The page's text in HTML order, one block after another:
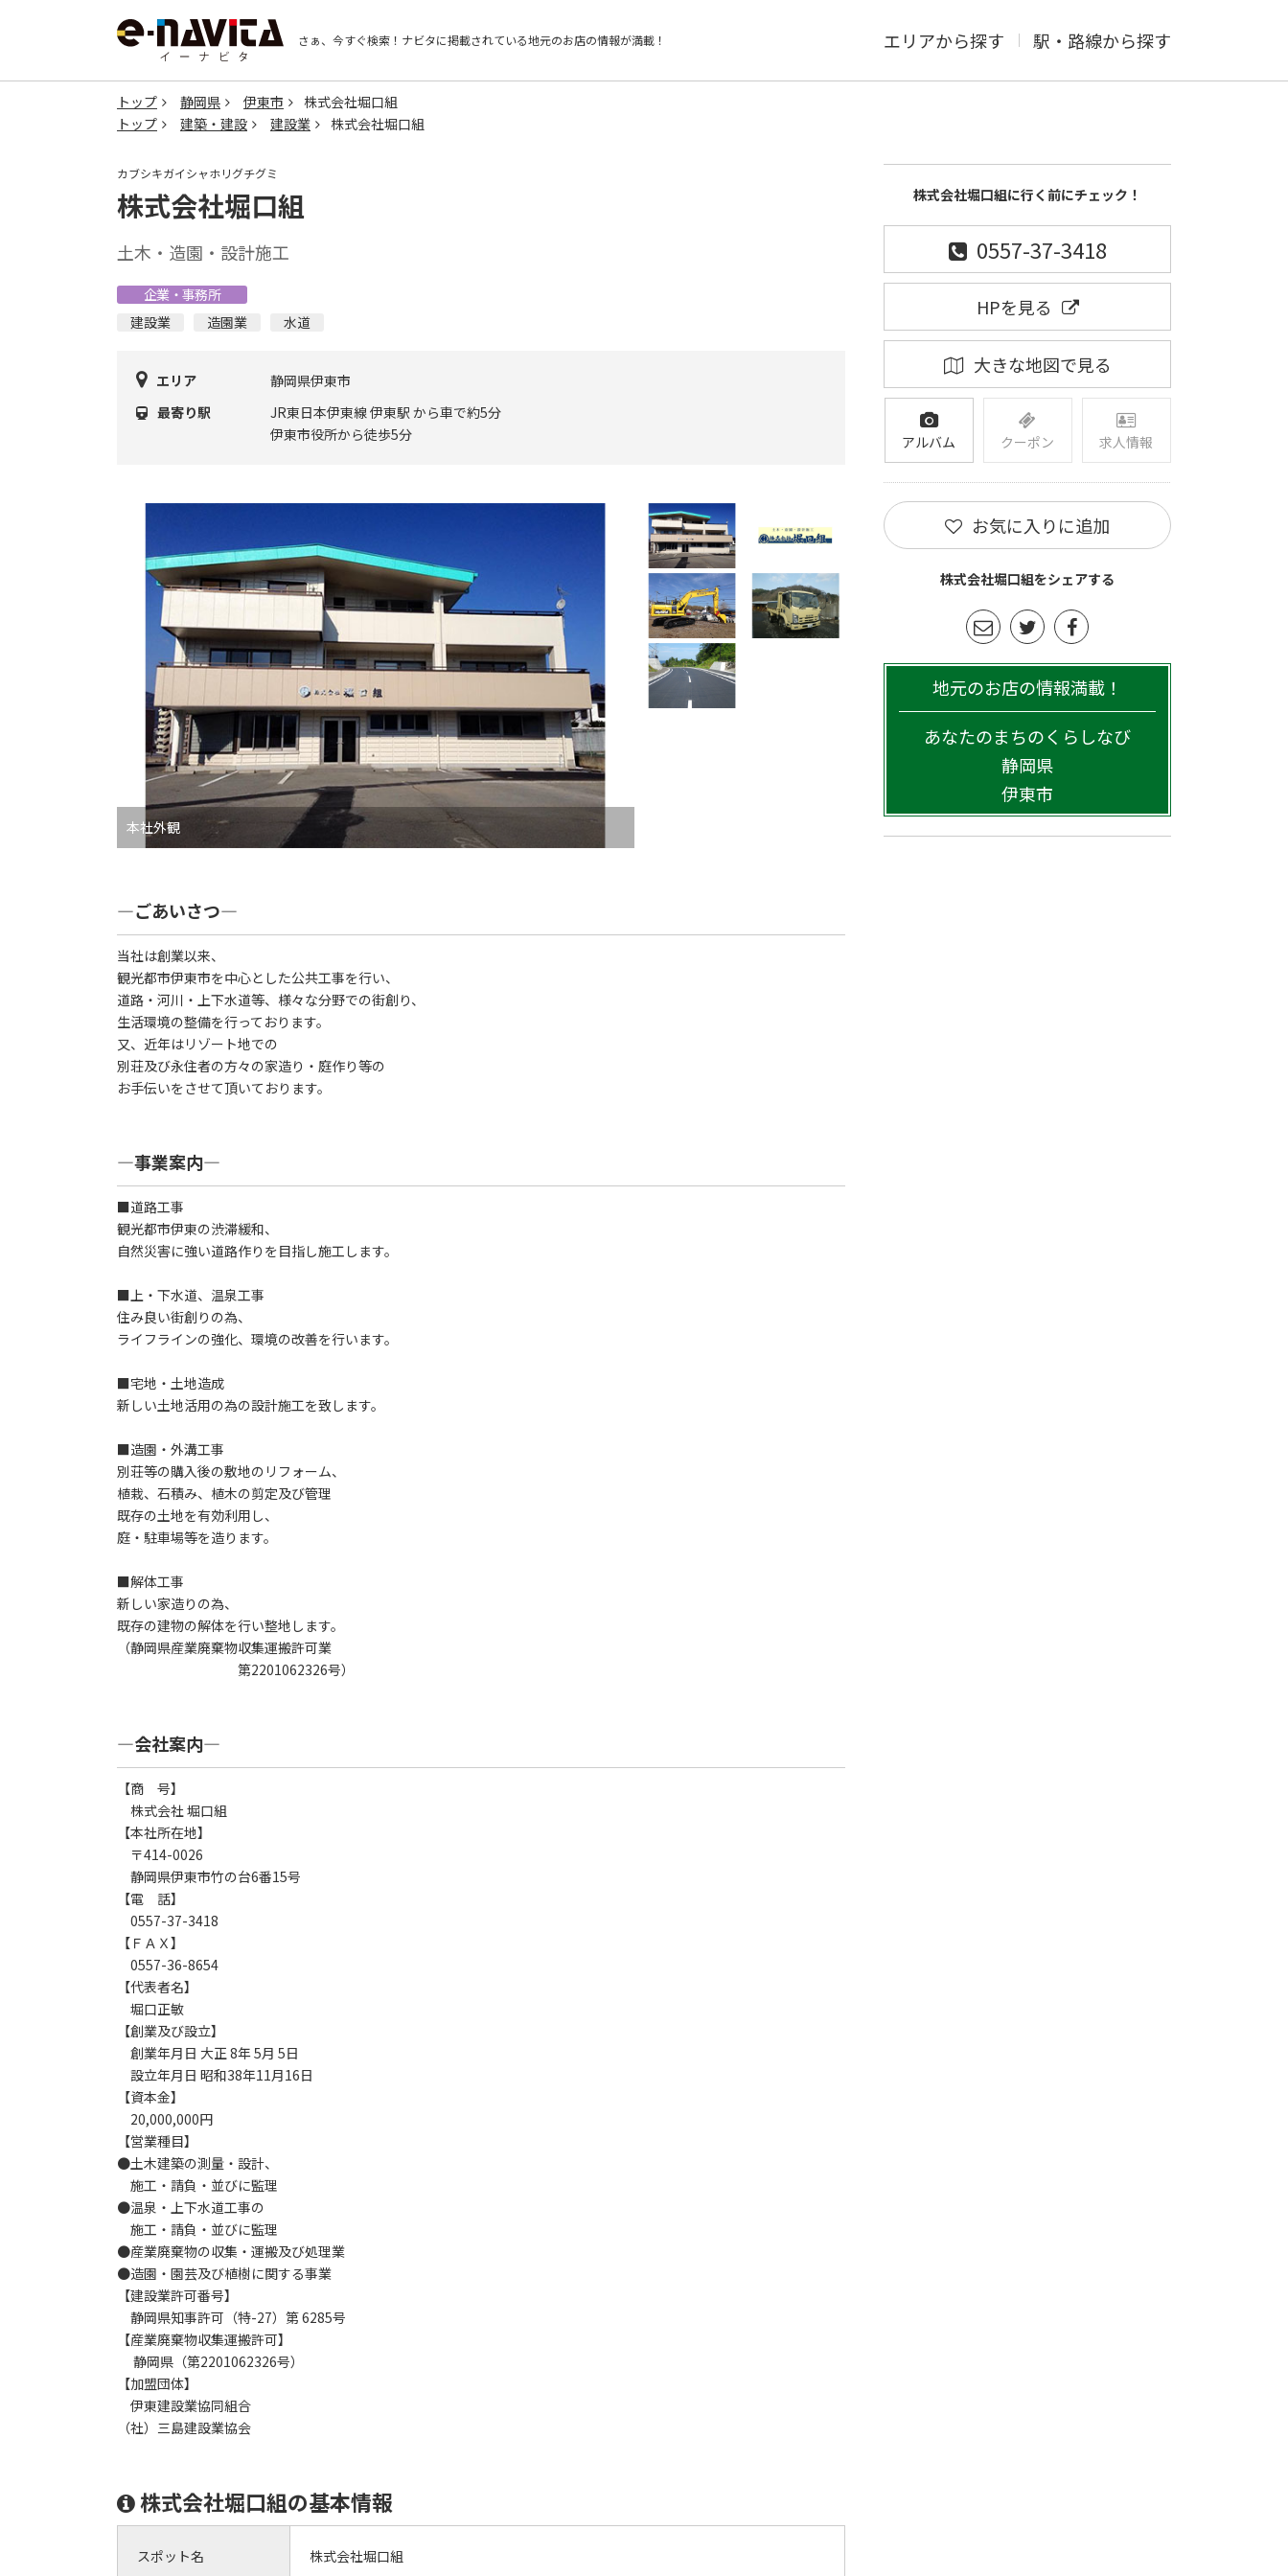
さぁ、今すぐ検索！ ナビタに掲載されている地元のお店の情報が満載！ エリアから探す 駅・路線から探す
トップ 静岡県 伊東市
株式会社堀口組
トップ
建築・建設 建設業 株式会社堀口組
カブシキガイシャホリグチグミ
株式会社堀口組
土木・造園・設計施工
企業・事務所
建設業
造園業 水道
エリア
静岡県伊東市
最寄り駅
JR東日本伊東線 伊東駅 から車で約5分
伊東市役所から徒歩5分
本社外観
―ごあいさつ―
当社は創業以来、
観光都市伊東市を中心とした公共工事を行い、
道路・河川・上下水道等、様々な分野での街創り、
生活環境の整備を行っております。
又、近年はリゾート地での
別荘及び永住者の方々の家造り・庭作り等の
お手伝いをさせて頂いております。
―事業案内―
■道路工事
観光都市伊東の渋滞緩和、
自然災害に強い道路作りを目指し施工します。
■上・下水道、温泉工事
住み良い街創りの為、
ライフラインの強化、環境の改善を行います。
■宅地・土地造成
新しい土地活用の為の設計施工を致します。
■造園・外溝工事
別荘等の購入後の敷地のリフォーム、
植栽、石積み、植木の剪定及び管理
既存の土地を有効利用し、
庭・駐車場等を造ります。
■解体工事
新しい家造りの為、
既存の建物の解体を行い整地します。
（静岡県産業廃棄物収集運搬許可業
第2201062326号）
―会社案内―
【商 号】
株式会社 堀口組
【本社所在地】
〒414-0026
静岡県伊東市竹の台6番15号
【電 話】
0557-37-3418
【ＦＡＸ】
0557-36-8654
【代表者名】
堀口正敏
【創業及び設立】
創業年月日 大正 8年 5月 5日
設立年月日 昭和38年11月16日
【資本金】
20,000,000円
【営業種目】
●土木建築の測量・設計、
施工・請負・並びに監理
●温泉・上下水道工事の
施工・請負・並びに監理
●産業廃棄物の収集・運搬及び処理業
●造園・園芸及び植樹に関する事業
【建設業許可番号】
静岡県知事許可（特-27）第 6285号
【産業廃棄物収集運搬許可】
静岡県（第2201062326号）
【加盟団体】
伊東建設業協同組合
（社）三島建設業協会
株式会社堀口組の基本情報
スポット名 株式会社堀口組
株式会社堀口組に行く前にチェック！
0557-37-3418
HPを見る
大きな地図で見る
アルバム クーポン 求人情報
お気に入りに追加
株式会社堀口組をシェアする
地元のお店の情報満載！
あなたのまちのくらしなび
静岡県
伊東市